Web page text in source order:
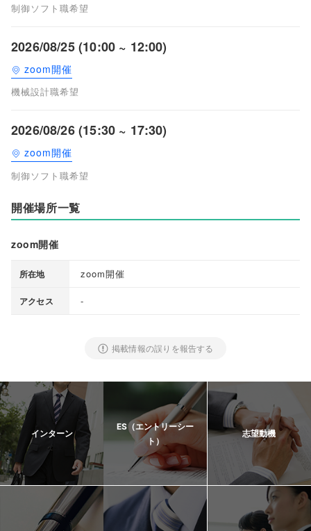
制御ソフト職希望
2026/08/25 (10:00 ~ 12:00)
zoom開催
機械設計職希望
2026/08/26 (15:30 ~ 17:30)
zoom開催
制御ソフト職希望
開催場所一覧
zoom開催
所在地 zoom開催
アクセス -
掲載情報の誤りを報告する
インターン
ES（エントリーシー
ト）
志望動機